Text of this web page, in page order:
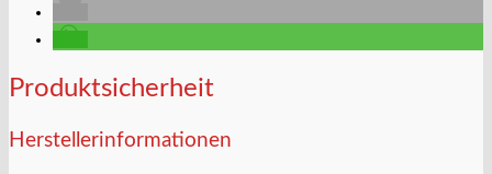
Produktsicherheit
Herstellerinformationen